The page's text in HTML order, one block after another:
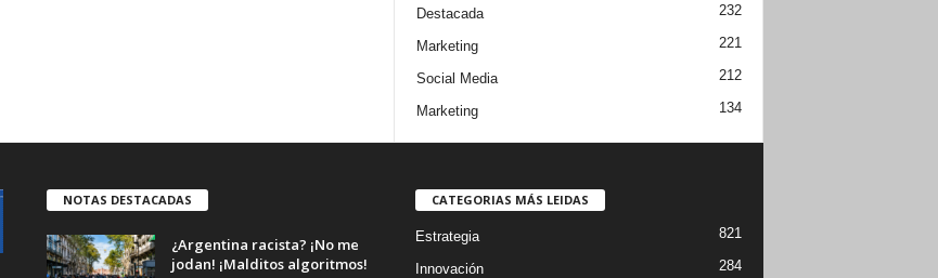
Destacada 232
Marketing 221
Social Media 212
Marketing 134
NOTAS DESTACADAS
¿Argentina racista? ¡No me
jodan! ¡Malditos algoritmos!
CATEGORIAS MÁS LEIDAS
Estrategia 821
Innovación 284